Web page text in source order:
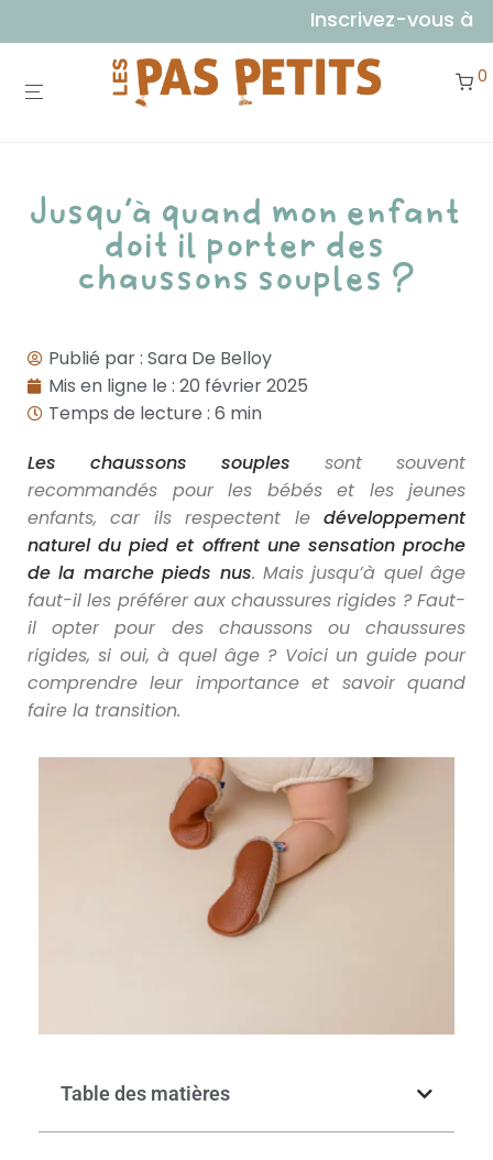
Inscrivez-vous à notre
0
Jusqu’à quand mon enfant
doit il porter des
chaussons souples ?
Publié par : Sara De Belloy
Mis en ligne le : 20 février 2025
Temps de lecture : 6 min
Les chaussons souples sont souvent
recommandés pour les bébés et les jeunes
enfants, car ils respectent ledéveloppement
naturel du pied et offrent une sensation proche
de la marche pieds nus. Mais jusqu’à quel âge
faut-il les préférer aux chaussures rigides ? Faut-
il opter pour des chaussons ou chaussures
rigides, si oui, à quel âge ? Voici un guide pour
comprendre leur importance et savoir quand
faire la transition.
Table des matières